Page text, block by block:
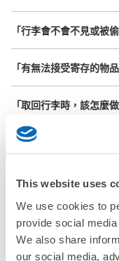
This website uses
We use cookies to
provide social
We also share
our social media,
工作
放下
我們與許多地點方
「行李會不會不見或被偷
「有無法接受寄存的物品
「取回行李時，該怎麼做
「行李會保管在哪裡呢？
「西武秩父站有可以寄
「西武秩父站哪裡可以